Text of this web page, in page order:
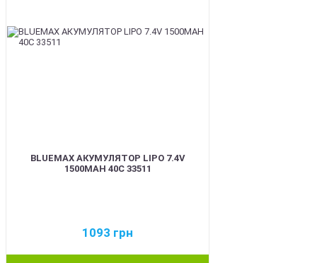
BLUEMAX АКУМУЛЯТОР LIPO 7.4V
1500MAH 40C 33511
1093 грн